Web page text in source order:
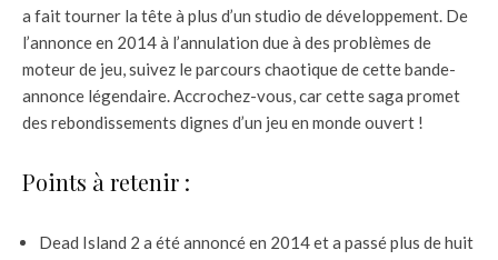
a fait tourner la tête à plus d’un studio de développement. De
l’annonce en 2014 à l’annulation due à des problèmes de
moteur de jeu, suivez le parcours chaotique de cette bande-
annonce légendaire. Accrochez-vous, car cette saga promet
des rebondissements dignes d’un jeu en monde ouvert !
Points à retenir :
Dead Island 2 a été annoncé en 2014 et a passé plus de huit